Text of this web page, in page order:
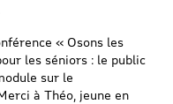
« Osons les
les séniors : le public
sur le
à Théo, jeune en